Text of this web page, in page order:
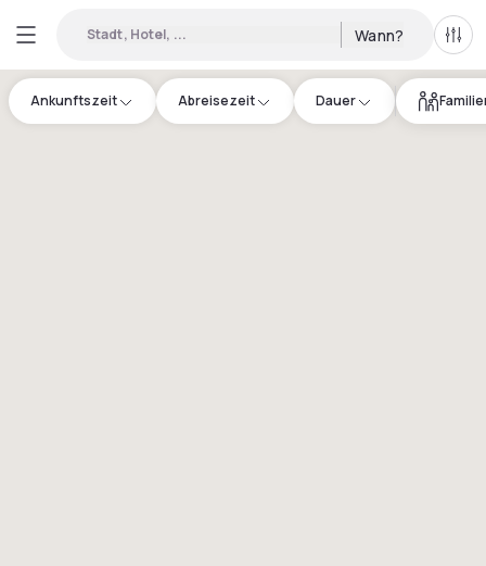
Stadt, Hotel, ... Wann? Alle
Ankunftszeit Abreisezeit Dauer